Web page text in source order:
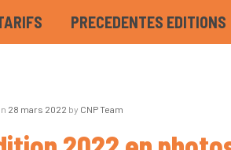
PRECEDENTES EDITIONS
28 mars 2022 by CNP Team